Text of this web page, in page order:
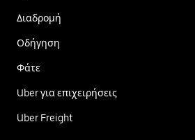
Διαδρομή
Οδήγηση
Φάτε
Uber για επιχειρήσεις
Uber Freight